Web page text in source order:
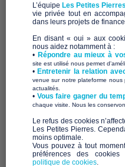
Marcel
Qui sommes-
Description à venir
Notre mission
engagements
À venir
L’équipe Les Petites Pierres
vie privée tout en
dans leurs projets de
En disant « oui » aux
nous aidez notamment à :
• Répondre au mieux à
site est utilisé nous permet
•Entretenir la relation
venue sur notre plateforme
actualités.
​• Vous faire gagner du
chaque visite. Nous les
​Le refus des cookies
Les Petites Pierres.
moins optimale.​
Vous pouvez à tout
préférences des
politique de cookies